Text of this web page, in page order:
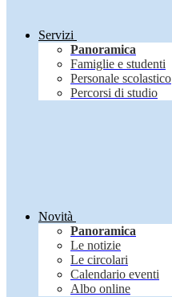
Servizi
Panoramica
Famiglie e studenti
Personale scolastico
Percorsi di studio
Novità
Panoramica
Le notizie
Le circolari
Calendario eventi
Albo online